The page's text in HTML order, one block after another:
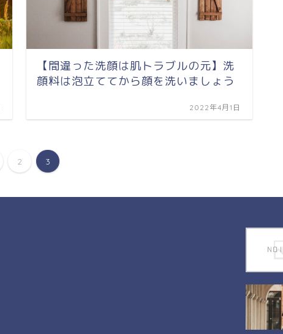
【間違った洗顔は肌トラブルの元】洗
顔料は泡立ててから顔を洗いましょう
2022年4月1日
2 3